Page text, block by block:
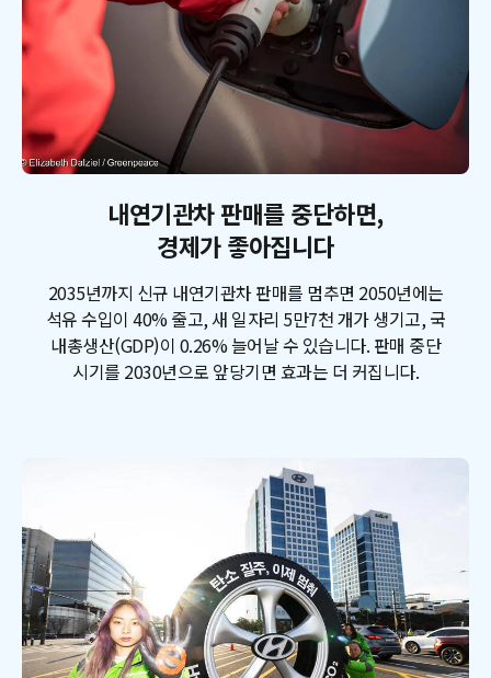
내연기관차 판매를 중단하면,
경제가 좋아집니다
2035년까지 신규 내연기관차 판매를 멈추면 2050년에는
석유 수입이 40% 줄고, 새 일자리 5만7천 개가 생기고, 국
내총생산(GDP)이 0.26% 늘어날 수 있습니다. 판매 중단
시기를 2030년으로 앞당기면 효과는 더 커집니다.